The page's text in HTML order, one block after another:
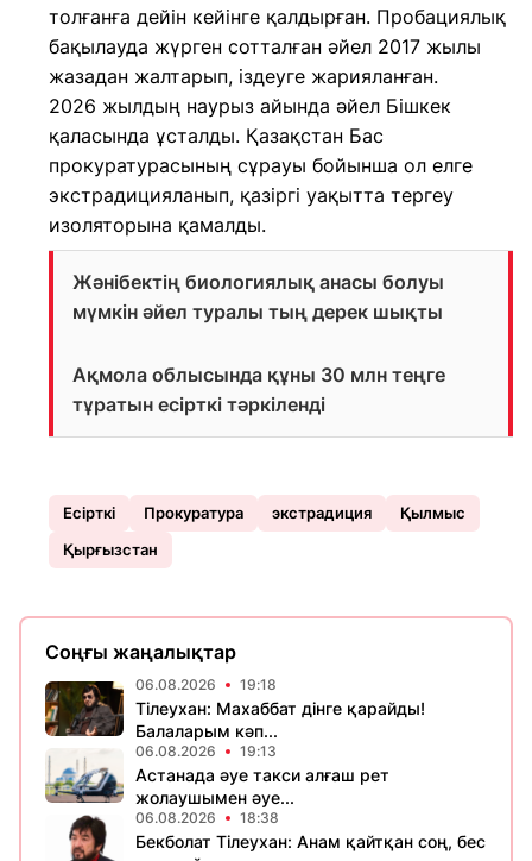
толғанға дейін кейінге қалдырған. Пробациялық
бақылауда жүрген сотталған әйел 2017 жылы
жазадан жалтарып, іздеуге жарияланған.
2026 жылдың наурыз айында әйел Бішкек
қаласында ұсталды. Қазақстан Бас
прокуратурасының сұрауы бойынша ол елге
экстрадицияланып, қазіргі уақытта тергеу
изоляторына қамалды.
Жәнібектің биологиялық анасы болуы
мүмкін әйел туралы тың дерек шықты
Ақмола облысында құны 30 млн теңге
тұратын есірткі тәркіленді
Есірткі Прокуратура экстрадиция
Қылмыс
Қырғызстан
Соңғы жаңалықтар
06.08.2026 19:18
Тілеухан: Махаббат дінге қарайды!
Балаларым кәп...
06.08.2026 19:13
Астанада әуе такси алғаш рет
жолаушымен әуе...
06.08.2026 18:38
Бекболат Тілеухан: Анам қайтқан соң, бес